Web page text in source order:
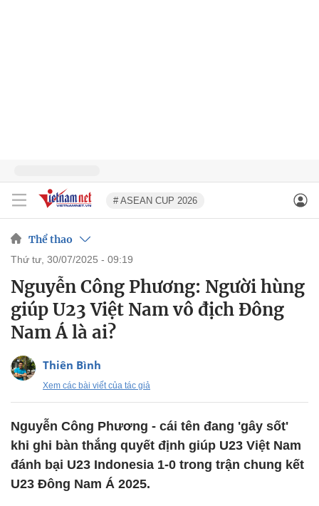
# ASEAN CUP 2026
Thể thao
thứ tư, 30/07/2025 - 09:19
Nguyễn Công Phương: Người hùng
giúp U23 Việt Nam vô địch Đông
Nam Á là ai?
Thiên Bình
Xem các bài viết của tác giả
Nguyễn Công Phương - cái tên đang 'gây sốt'
khi ghi bàn thắng quyết định giúp U23 Việt Nam
đánh bại U23 Indonesia 1-0 trong trận chung kết
U23 Đông Nam Á 2025.